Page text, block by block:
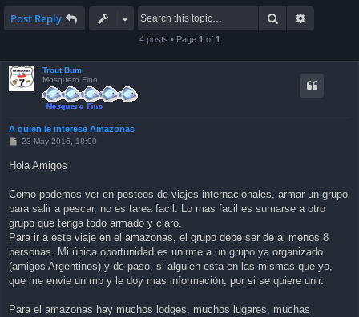
Post Reply Search
4 posts • Page 1 of 1
Trout Bum
Mosquero Fino
A quien le interese Amazonas
P
t
23 May 2016, 18:00
Hola Amigos
Como podemos ver en posteos de viajes internacionales, armar un grupo
para salir a pescar, no es tarea facil. Lo mas facil es sumarse a otro
grupo que tenga todo armado y claro.
Para ir a este viaje en el amazonas, el grupo debe ser de al menos 8
personas. Mi única oportunidad es unirme a un grupo ya organizado
(amigos Argentinos) y de paso, si alguien esta en las mismas que yo,
que me envie un mp y le doy mas información, por si se quiere unir.
Para el amazonas hay muchos lodges, muchos lugares, muchas